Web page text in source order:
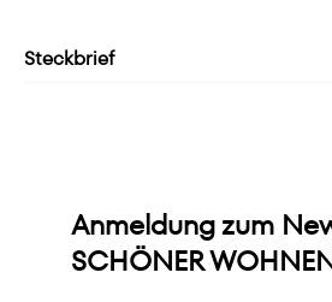
Steckbrief
Anmeldung zum
SCHÖNER